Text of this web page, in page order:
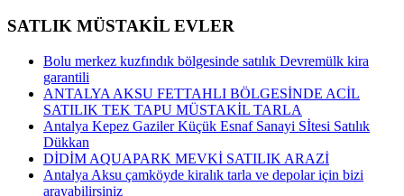
SATLIK MÜSTAKİL EVLER
Bolu merkez kuzfındık bölgesinde satılık Devremülk kira
garantili
ANTALYA AKSU FETTAHLI BÖLGESİNDE ACİL
SATILIK TEK TAPU MÜSTAKİL TARLA
Antalya Kepez Gaziler Küçük Esnaf Sanayi Sİtesi Satılık
Dükkan
DİDİM AQUAPARK MEVKİ SATILIK ARAZİ
Antalya Aksu çamköyde kiralık tarla ve depolar için bizi
arayabilirsiniz